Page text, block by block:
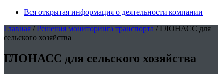
Вся открытая информация о деятельности компании
Главная / Решения мониторинга транспорта / ГЛОНАСС для
сельского хозяйства
ГЛОНАСС для сельского хозяйства